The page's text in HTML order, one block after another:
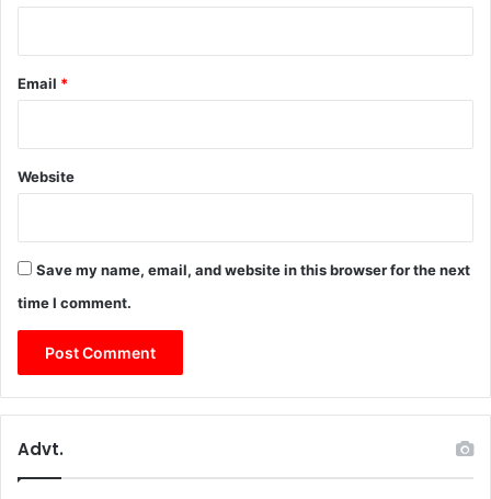
क्ष
न
न
ने
की
Email *
Website
Save my name, email, and website in this browser for the next
time I comment.
Advt.